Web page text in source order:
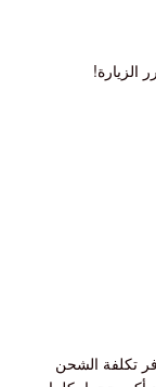
تكلفة الشحن